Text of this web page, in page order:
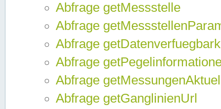
Abfrage getMessstelle
Abfrage
Abfrage
Abfrage
Abfrage
Abfrage getGanglinienUrl